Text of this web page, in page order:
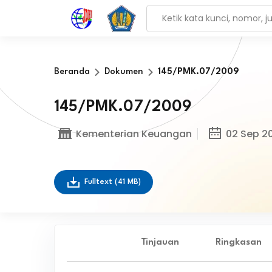
Beranda Dokumen 145/PMK.07/2009
145/PMK.07/2009
Kementerian Keuangan 02 Sep
Fulltext (41 MB)
Tinjauan Ringkasan